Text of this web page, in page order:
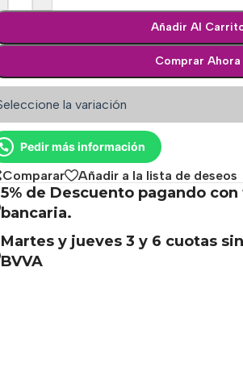
Añadir Al
Comprar Ahora
la variación
Pedir más información
Comparar Añadir a la lista de deseos
5% de Descuento pagando
bancaria.
Martes y jueves 3 y 6 cuotas
BVVA